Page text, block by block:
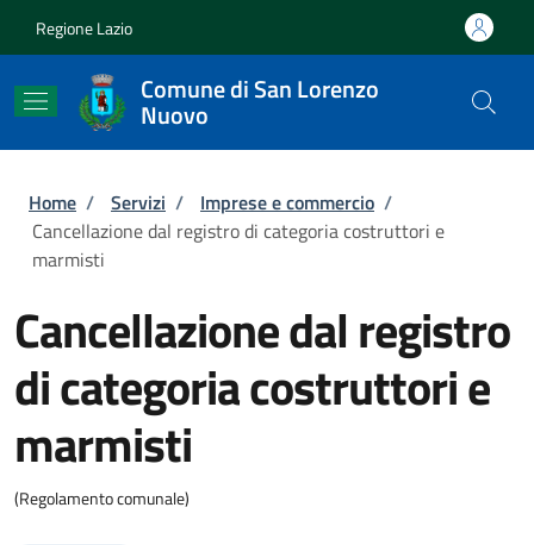
Regione Lazio
Comune di San Lorenzo
Nuovo
Briciole di pane
Home / Servizi / Imprese e commercio /
Cancellazione dal registro di categoria costruttori e
marmisti
Cancellazione dal registro
di categoria costruttori e
marmisti
(Regolamento comunale)